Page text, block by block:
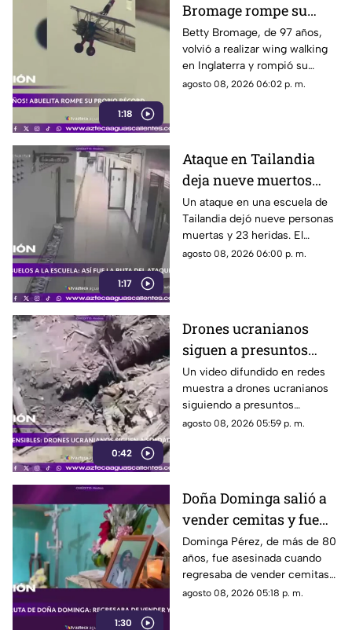
1:18
Bromage rompe su
propio récord Guinness
en las alturas
Betty Bromage, de 97 años,
volvió a realizar wing walking
en Inglaterra y rompió su
propio récord Guinness tras
agosto 08, 2026 06:02 p. m.
1:17
Ataque en Tailandia
deja nueve muertos
tras agresión en una
escuela
Un ataque en una escuela de
Tailandia dejó nueve personas
muertas y 23 heridas. El
presunto agresor, de 14 años,
agosto 08, 2026 06:00 p. m.
0:42
Drones ucranianos
siguen a presuntos
soldados rusos durante
varias horas
Un video difundido en redes
muestra a drones ucranianos
siguiendo a presuntos
soldados rusos antes de un
agosto 08, 2026 05:59 p. m.
1:30
Doña Dominga salió a
vender cemitas y fue
asesinada al regresar a
casa; así fue la agresión
(VIDEO)
Dominga Pérez, de más de 80
años, fue asesinada cuando
regresaba de vender cemitas
en Chachapa. La Fiscalía de
agosto 08, 2026 05:18 p. m.